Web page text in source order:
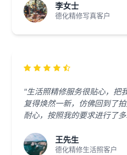
李女士
德化精修写真客户
"生活照精修服务很贴心，把
复得焕然一新，仿佛回到了
耐心，按照我的要求进行了
王先生
德化精修生活照客户